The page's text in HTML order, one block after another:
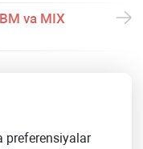
va MIX
preferensiyalar